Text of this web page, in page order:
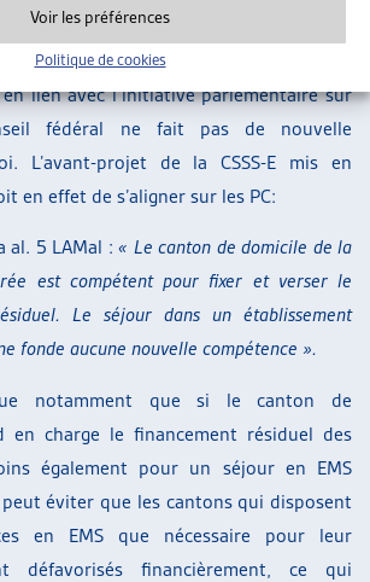
Voir les préférences
Politique de cookies
le Conseil fédéral indique qu’une solution
garantirait plus de clarté. Etant donné
lien avec l’initiative parlementaire sur
fédéral ne fait pas de nouvelle
L’avant-projet de la CSSS-E mis en
en effet de s’aligner sur les PC:
al. 5 LAMal :« Le canton de domicile de la
est compétent pour fixer et verser le
Le séjour dans un établissement
fonde aucune nouvelle compétence ».
notamment que si le canton de
en charge le financement résiduel des
également pour un séjour en EMS
éviter que les cantons qui disposent
en EMS que nécessaire pour leur
défavorisés financièrement, ce qui